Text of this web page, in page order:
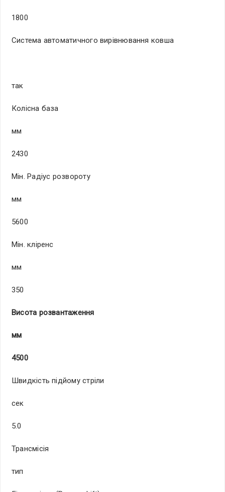
1800
Система автоматичного вирівнювання ковша
так
Колісна база
мм
2430
Мін. Радіус розвороту
мм
5600
Мін. кліренс
мм
350
Висота розвантаження
мм
4500
Швидкість підйому стріли
сек
5.0
Трансмісія
тип